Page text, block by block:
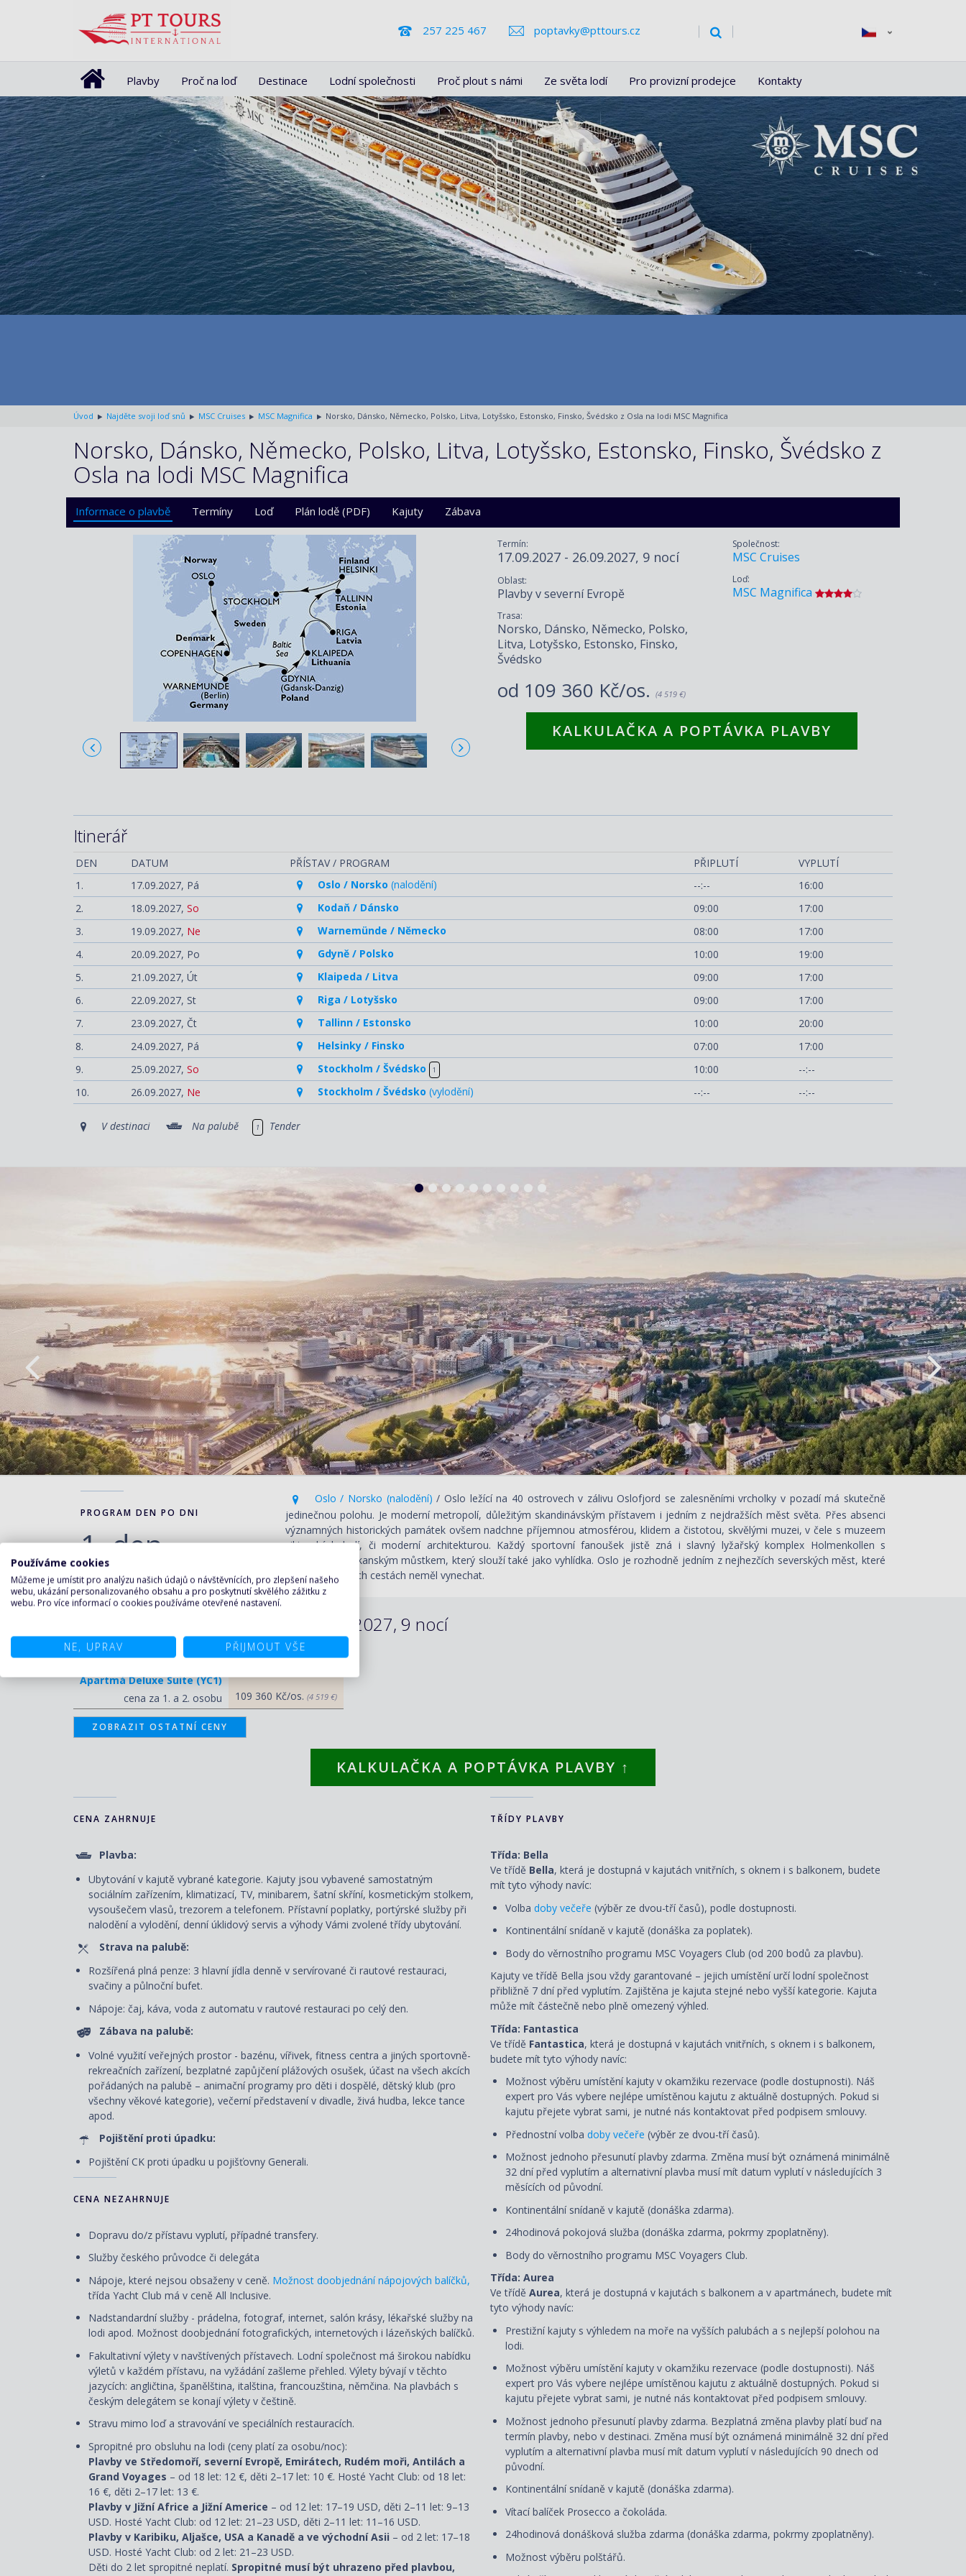
257 225 467 poptavky@pttours.cz
Plavby Proč na loď Destinace Lodní společnosti Proč plout s námi Ze světa lodí Pro provizní prodejce Kontakty
Úvod Najděte svoji loď snů MSC Cruises MSC Magnifica Norsko, Dánsko, Německo, Polsko, Litva, Lotyšsko, Estonsko, Finsko, Švédsko z Osla na lodi MSC Magnifica
Norsko, Dánsko, Německo, Polsko, Litva, Lotyšsko, Estonsko, Finsko, Švédsko z
Osla na lodi MSC Magnifica
Informace o plavbě Termíny Loď Plán lodě (PDF) Kajuty Zábava
Termín:
17.09.2027 - 26.09.2027, 9 nocí
Oblast:
Plavby v severní Evropě
Trasa:
Norsko, Dánsko, Německo, Polsko,
Litva, Lotyšsko, Estonsko, Finsko,
Švédsko
Společnost:
MSC Cruises
Loď:
MSC Magnifica
od 109 360 Kč/os. (4 519 €)
KALKULAČKA A POPTÁVKA PLAVBY
Itinerář
DEN DATUM PŘÍSTAV / PROGRAM PŘIPLUTÍ
VYPLUTÍ
1.
17.09.2027, Pá Oslo / Norsko (nalodění) --:--
16:00
2.
18.09.2027, So Kodaň / Dánsko 09:00
17:00
3.
19.09.2027, Ne Warnemünde / Německo 08:00
17:00
4.
20.09.2027, Po Gdyně / Polsko 10:00
19:00
5.
21.09.2027, Út Klaipeda / Litva 09:00
17:00
6.
22.09.2027, St Riga / Lotyšsko 09:00
17:00
7.
23.09.2027, Čt Tallinn / Estonsko 10:00
20:00
8.
24.09.2027, Pá Helsinky / Finsko 07:00
17:00
9.
25.09.2027, So Stockholm / Švédsko 1 10:00
--:--
10.
26.09.2027, Ne Stockholm / Švédsko (vylodění) --:-- --:--
V destinaci Na palubě 1 Tender
PROGRAM DEN PO DNI
1. den
Oslo / Norsko (nalodění)/ Oslo ležící na 40 ostrovech v zálivu Oslofjord se zalesněními vrcholky v pozadí má skutečně
jedinečnou polohu. Je moderní metropolí, důležitým skandinávským přístavem i jedním z nejdražších měst světa. Přes absenci
významných historických památek ovšem nadchne příjemnou atmosférou, klidem a čistotou, skvělými muzei, v čele s muzeem
vikingských lodí, či moderní architekturou. Každý sportovní fanoušek jistě zná i slavný lyžařský komplex Holmenkollen s
obrovským skokanským můstkem, který slouží také jako vyhlídka. Oslo je rozhodně jedním z nejhezčích severských měst, které
by nikdo na svých cestách neměl vynechat.
Ceny pro termín 17.09.2027 - 26.09.2027, 9 nocí
YACHT CLUB
Apartmá Deluxe Suite (YC1)
cena za 1. a 2. osobu
109 360 Kč/os. (4 519 €)
ZOBRAZIT OSTATNÍ CENY
KALKULAČKA A POPTÁVKA PLAVBY ↑
CENA ZAHRNUJE
Plavba:
Ubytování v kajutě vybrané kategorie. Kajuty jsou vybavené samostatným
sociálním zařízením, klimatizací, TV, minibarem, šatní skříní, kosmetickým stolkem,
vysoušečem vlasů, trezorem a telefonem. Přístavní poplatky, portýrské služby při
nalodění a vylodění, denní úklidový servis a výhody Vámi zvolené třídy ubytování.
Strava na palubě:
Rozšířená plná penze: 3 hlavní jídla denně v servírované či rautové restauraci,
svačiny a půlnoční bufet.
Nápoje: čaj, káva, voda z automatu v rautové restauraci po celý den.
Zábava na palubě:
Volné využití veřejných prostor - bazénu, vířivek, fitness centra a jiných sportovně-
rekreačních zařízení, bezplatné zapůjčení plážových osušek, účast na všech akcích
pořádaných na palubě – animační programy pro děti i dospělé, dětský klub (pro
všechny věkové kategorie), večerní představení v divadle, živá hudba, lekce tance
apod.
Pojištění proti úpadku:
Pojištění CK proti úpadku u pojišťovny Generali.
CENA NEZAHRNUJE
Dopravu do/z přístavu vyplutí, případné transfery.
Služby českého průvodce či delegáta
Nápoje, které nejsou obsaženy v ceně. Možnost doobjednání nápojových balíčků,
třída Yacht Club má v ceně All Inclusive.
Nadstandardní služby - prádelna, fotograf, internet, salón krásy, lékařské služby na
lodi apod. Možnost doobjednání fotografických, internetových i lázeňských balíčků.
Fakultativní výlety v navštívených přístavech. Lodní společnost má širokou nabídku
výletů v každém přístavu, na vyžádání zašleme přehled. Výlety bývají v těchto
jazycích: angličtina, španělština, italština, francouzština, němčina. Na plavbách s
českým delegátem se konají výlety v češtině.
Stravu mimo loď a stravování ve speciálních restauracích.
Spropitné pro obsluhu na lodi (ceny platí za osobu/noc):
Plavby ve Středomoří, severní Evropě, Emirátech, Rudém moři, Antilách a
Grand Voyages – od 18 let: 12 €, děti 2–17 let: 10 €. Hosté Yacht Club: od 18 let:
16 €, děti 2–17 let: 13 €.
Plavby v Jižní Africe a Jižní Americe – od 12 let: 17–19 USD, děti 2–11 let: 9–13
USD. Hosté Yacht Club: od 12 let: 21–23 USD, děti 2–11 let: 11–16 USD.
Plavby v Karibiku, Aljašce, USA a Kanadě a ve východní Asii – od 2 let: 17–18
USD. Hosté Yacht Club: od 2 let: 21–23 USD.
Děti do 2 let spropitné neplatí. Spropitné musí být uhrazeno před plavbou,
TŘÍDY PLAVBY
Třída: Bella
Ve třídě Bella, která je dostupná v kajutách vnitřních, s oknem i s balkonem, budete
mít tyto výhody navíc:
Volba doby večeře (výběr ze dvou-tří časů), podle dostupnosti.
Kontinentální snídaně v kajutě (donáška za poplatek).
Body do věrnostního programu MSC Voyagers Club (od 200 bodů za plavbu).
Kajuty ve třídě Bella jsou vždy garantované – jejich umístění určí lodní společnost
přibližně 7 dní před vyplutím. Zajištěna je kajuta stejné nebo vyšší kategorie. Kajuta
může mít částečně nebo plně omezený výhled.
Třída: Fantastica
Ve třídě Fantastica, která je dostupná v kajutách vnitřních, s oknem i s balkonem,
budete mít tyto výhody navíc:
Možnost výběru umístění kajuty v okamžiku rezervace (podle dostupnosti). Náš
expert pro Vás vybere nejlépe umístěnou kajutu z aktuálně dostupných. Pokud si
kajutu přejete vybrat sami, je nutné nás kontaktovat před podpisem smlouvy.
Přednostní volba doby večeře (výběr ze dvou-tří časů).
Možnost jednoho přesunutí plavby zdarma. Změna musí být oznámená minimálně
32 dní před vyplutím a alternativní plavba musí mít datum vyplutí v následujících 3
měsících od původní.
Kontinentální snídaně v kajutě (donáška zdarma).
24hodinová pokojová služba (donáška zdarma, pokrmy zpoplatněny).
Body do věrnostního programu MSC Voyagers Club.
Třída: Aurea
Ve třídě Aurea, která je dostupná v kajutách s balkonem a v apartmánech, budete mít
tyto výhody navíc:
Prestižní kajuty s výhledem na moře na vyšších palubách a s nejlepší polohou na
lodi.
Možnost výběru umístění kajuty v okamžiku rezervace (podle dostupnosti). Náš
expert pro Vás vybere nejlépe umístěnou kajutu z aktuálně dostupných. Pokud si
kajutu přejete vybrat sami, je nutné nás kontaktovat před podpisem smlouvy.
Možnost jednoho přesunutí plavby zdarma. Bezplatná změna plavby platí buď na
termín plavby, nebo v destinaci. Změna musí být oznámená minimálně 32 dní před
vyplutím a alternativní plavba musí mít datum vyplutí v následujících 90 dnech od
původní.
Kontinentální snídaně v kajutě (donáška zdarma).
Vítací balíček Prosecco a čokoláda.
24hodinová donášková služba zdarma (donáška zdarma, pokrmy zpoplatněny).
Možnost výběru polštářů.
Používáme cookies
Můžeme je umístit pro analýzu našich údajů o návštěvnících, pro zlepšení našeho
webu, ukázání personalizovaného obsahu a pro poskytnutí skvělého zážitku z
webu. Pro více informací o cookies používáme otevřené nastavení.
NE, UPRAV PŘIJMOUT VŠE